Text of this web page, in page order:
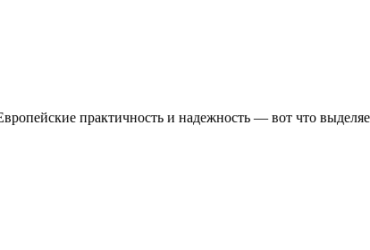
практичность и надежность — вот что